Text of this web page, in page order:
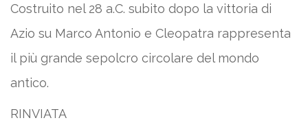
Costruito nel 28 a.C. subito dopo la vittoria di
Azio su Marco Antonio e Cleopatra rappresenta
il più grande sepolcro circolare del mondo
antico.
RINVIATA